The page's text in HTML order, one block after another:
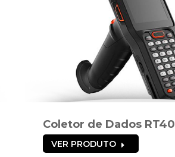
Coletor de Dados RT40
VER PRODUTO